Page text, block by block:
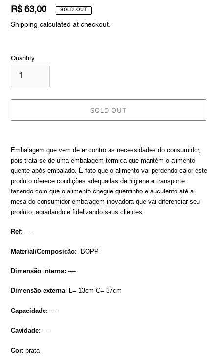
Regular
price
R$ 63,00 SOLD OUT
Shipping calculated at checkout.
Quantity
SOLD OUT
your
cart
Embalagem que vem de encontro as necessidades do consumidor,
pois trata-se de uma embalagem térmica que mantém o alimento
quente após embalado. É fato que o alimento vai perdendo calor este
produto oferece condições adequadas de higiene e transporte
fazendo com que o alimento chegue quentinho e suculento até a
mesa do consumidor embalagem inovadora que vai diferenciar seu
produto, agradando e fidelizando seus clientes.
Ref: ----
Material/Composição: BOPP
Dimensão interna: ----
Dimensão externa: L= 13cm C= 37cm
Capacidade: ----
Cavidade: ----
Cor: prata